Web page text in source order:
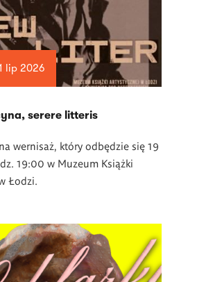
lip 2026
serere litteris
wernisaż, który odbędzie się 19
19:00 w Muzeum Książki
Łodzi.